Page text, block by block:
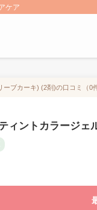
ケア
ブカーキ) (2剤)の口コミ（0
ィントカラージェ